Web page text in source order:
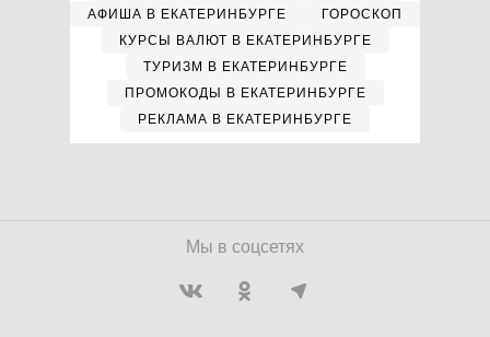
АФИША В ЕКАТЕРИНБУРГЕ
ГОРОСКОП
КУРСЫ ВАЛЮТ В ЕКАТЕРИНБУРГЕ
ТУРИЗМ В ЕКАТЕРИНБУРГЕ
ПРОМОКОДЫ В ЕКАТЕРИНБУРГЕ
РЕКЛАМА В ЕКАТЕРИНБУРГЕ
Мы в соцсетях